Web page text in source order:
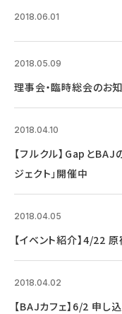
2018.06.01
2018.05.09
理事会・臨時総会のお
2018.04.10
【フルクル】Gapと
ジェクト」開催中
2018.04.05
【イベント紹介】4/22
2018.04.02
【BAJカフェ】6/2 申